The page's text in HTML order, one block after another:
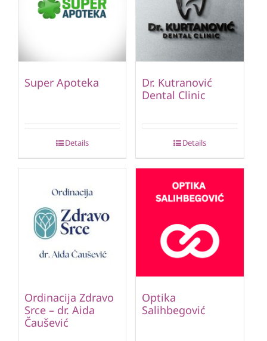
Super Apoteka
Details
Dr. Kutranović
Dental Clinic
Details
Ordinacija Zdravo
Srce – dr. Aida
Čaušević
Optika
Salihbegović